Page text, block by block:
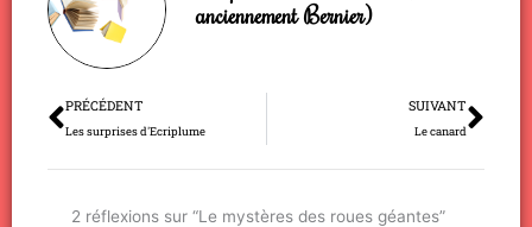
anciennement Bernier)
Précédent
PRÉCÉDENT
Les surprises d'Ecriplume
SUIVANT
Le canard
2 réflexions sur “Le mystères des roues géantes”